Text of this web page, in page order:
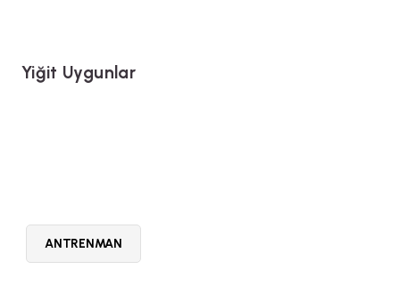
Yiğit Uygunlar
ANTRENMAN